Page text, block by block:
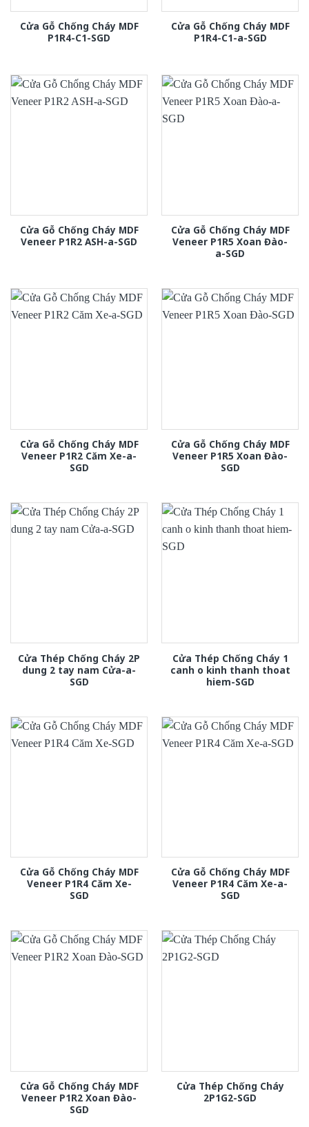
Cửa Gỗ Chống Cháy MDF
P1R4-C1-SGD
Cửa Gỗ Chống Cháy MDF
P1R4-C1-a-SGD
Cửa Gỗ Chống Cháy MDF
Veneer P1R2 ASH-a-SGD
Cửa Gỗ Chống Cháy MDF
Veneer P1R5 Xoan Đào-
a-SGD
Cửa Gỗ Chống Cháy MDF
Veneer P1R2 Căm Xe-a-
SGD
Cửa Gỗ Chống Cháy MDF
Veneer P1R5 Xoan Đào-
SGD
Cửa Thép Chống Cháy 2P
dung 2 tay nam Cửa-a-
SGD
Cửa Thép Chống Cháy 1
canh o kinh thanh thoat
hiem-SGD
Cửa Gỗ Chống Cháy MDF
Veneer P1R4 Căm Xe-
SGD
Cửa Gỗ Chống Cháy MDF
Veneer P1R4 Căm Xe-a-
SGD
Cửa Gỗ Chống Cháy MDF
Veneer P1R2 Xoan Đào-
SGD
Cửa Thép Chống Cháy
2P1G2-SGD